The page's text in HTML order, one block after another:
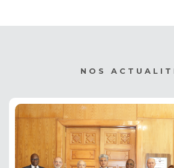
NOS